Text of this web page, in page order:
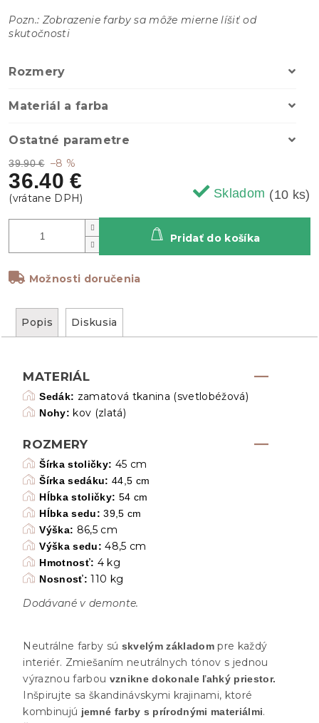
39.90 € –8 %
36.40 €
Skladom (10 ks)
Možnosti doručenia
Pridať do košíka
Pozn.: Zobrazenie farby sa môže mierne líšiť od
skutočnosti
Rozmery
Materiál a farba
Ostatné parametre
Popis Diskusia
MATERIÁL
Sedák: zamatová tkanina (svetlobéžová)
Nohy: kov (zlatá)
ROZMERY
Šírka stoličky: 45 cm
Šírka sedáku: 44,5 cm
Hĺbka stoličky: 54 cm
Hĺbka sedu: 39,5 cm
Výška: 86,5 cm
Výška sedu: 48,5 cm
Hmotnosť: 4 kg
Nosnosť: 110 kg
Dodávané v demonte.
Neutrálne farby sú skvelým základompre každý
interiér. Zmiešaním neutrálnych tónov s jednou
výraznou farbou vznikne dokonale ľahký priestor.
Inšpirujte sa škandinávskymi krajinami, ktoré
kombinujú jemné farby s prírodnými materiálmi.